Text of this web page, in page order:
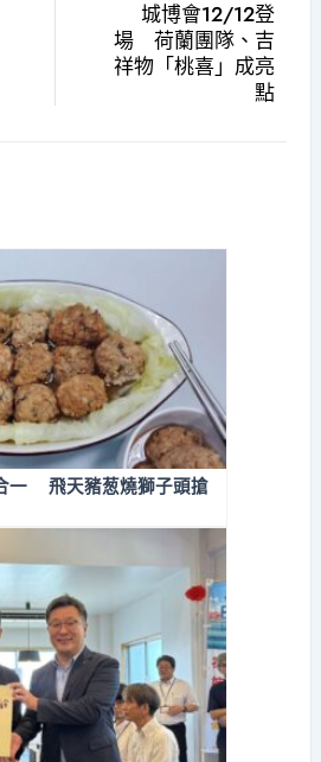
城博會12/12登
場 荷蘭團隊、吉
祥物「桃喜」成亮
點
一 飛天豬葱燒獅子頭搶